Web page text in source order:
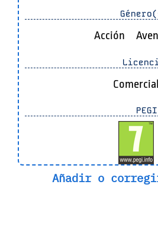
Acción
Comercial
PEGI
Añadir o